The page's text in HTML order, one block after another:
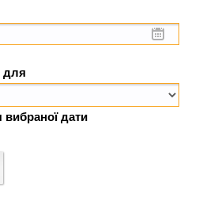
для
вибраної дати